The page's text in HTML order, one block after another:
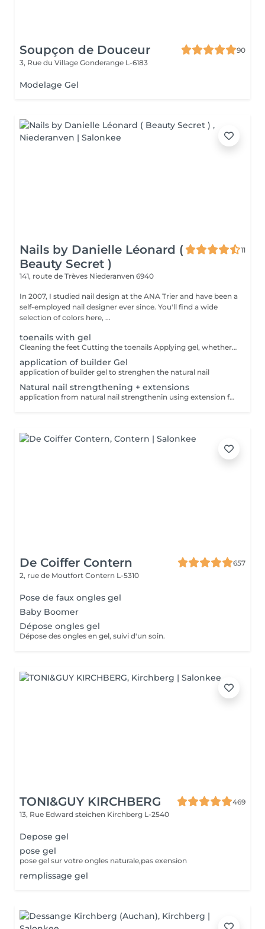
Soupçon de Douceur
90
3, Rue du Village Gonderange L-6183
Modelage Gel
Nails by Danielle Léonard (
Beauty Secret )
11
141, route de Trèves Niederanven 6940
In 2007, I studied nail design at the ANA Trier and have been a
self-employed nail designer ever since. You'll find a wide
selection of colors here, ...
toenails with gel
Cleaning the feet Cutting the toenails Applying gel, whether in color , french or clear Lasts 2-3 months
application of builder Gel
application of builder gel to strenghen the natural nail
Natural nail strengthening + extensions
application from natural nail strengthenin using extension forms applying French or colour
De Coiffer Contern
657
2, rue de Moutfort Contern L-5310
Pose de faux ongles gel
Baby Boomer
Dépose ongles gel
Dépose des ongles en gel, suivi d'un soin.
TONI&GUY KIRCHBERG
469
13, Rue Edward steichen Kirchberg L-2540
Depose gel
pose gel
pose gel sur votre ongles naturale,pas exension
remplissage gel